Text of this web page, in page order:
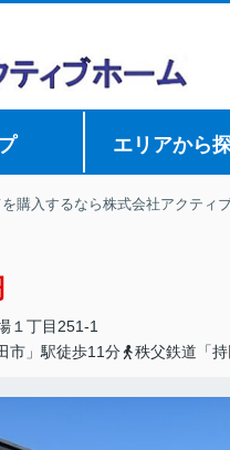
エリアから
購入するなら株式会社アクティ
１丁目251-1
市」駅徒歩11分
秩父鉄道「